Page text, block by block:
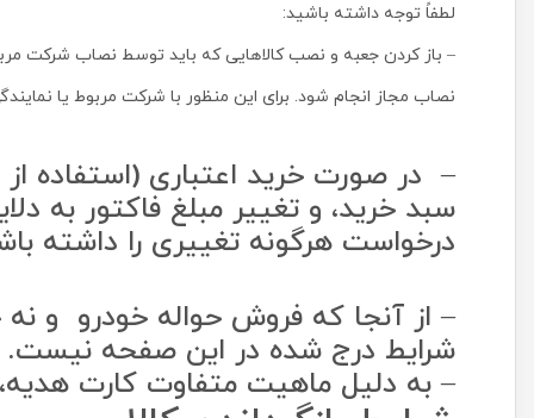
لطفاً توجه داشته باشید:
– باز کردن جعبه و نصب کالاهایی که باید توسط نصاب شرکت
نصاب مجاز انجام شود. برای این منظور با شرکت مربوط یا
– در صورت خرید اعتباری (استفاده
سبد خرید، و تغییر مبلغ فاکتور به
درخواست هرگونه تغییری را داشته
– از آنجا که فروش حواله خودرو و
شرایط درج شده در این صفحه نیست.
– به دلیل ماهیت متفاوت کارت